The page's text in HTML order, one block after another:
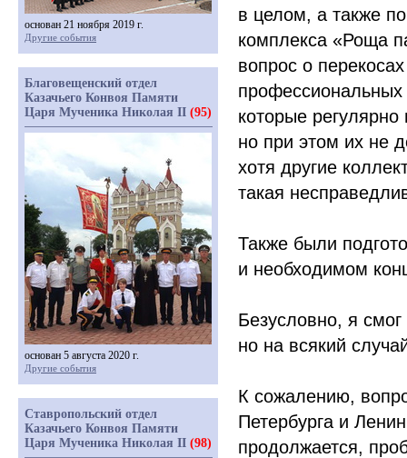
в целом, а также
комплекса «Роща
вопрос о
профессиональных
которые
но при этом их не
хотя другие
такая
Также были
и необходимом
Безусловно, я
но на всякий
К сожалению,
Петербурга и
продолжается,
основан 21 ноября 2019 г.
Другие события
Благовещенский отдел
Казачьего Конвоя Памяти
Царя Мученика Николая II (95)
основан 5 августа 2020 г.
Другие события
Ставропольский отдел
Казачьего Конвоя Памяти
Царя Мученика Николая II (98)